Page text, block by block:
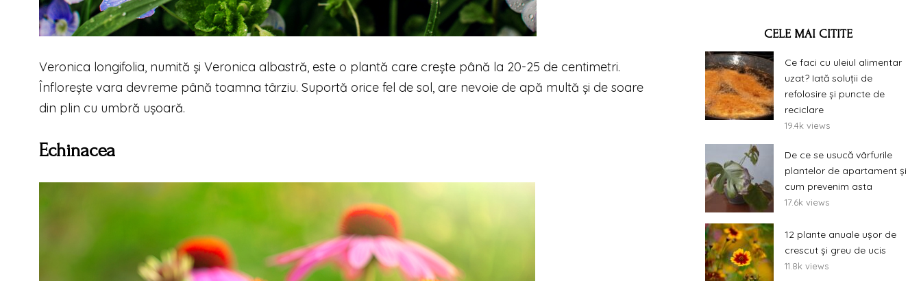
Veronica longifolia, numită și Veronica albastră, este o plantă care crește până la 20-25 de centimetri.
Înflorește vara devreme până toamna târziu. Suportă orice fel de sol, are nevoie de apă multă și de soare
din plin cu umbră ușoară.
Echinacea
CELE MAI CITITE
Ce faci cu uleiul alimentar
uzat? Iată soluții de
refolosire și puncte de
reciclare
19.4k views
De ce se usucă vârfurile
plantelor de apartament și
cum prevenim asta
17.6k views
12 plante anuale ușor de
crescut și greu de ucis
11.8k views